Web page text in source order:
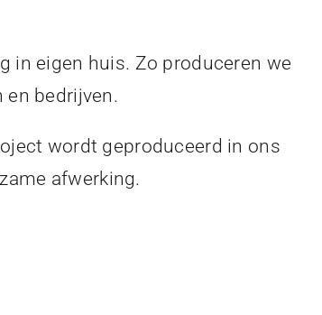
in eigen huis. Zo produceren we
bedrijven.
wordt geproduceerd in ons
afwerking.